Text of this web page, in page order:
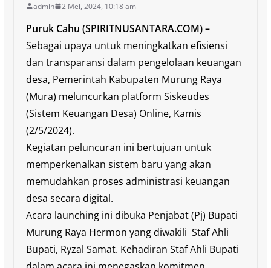
admin 2 Mei, 2024, 10:18 am
Puruk Cahu (SPIRITNUSANTARA.COM) –
Sebagai upaya untuk meningkatkan efisiensi
dan transparansi dalam pengelolaan keuangan
desa, Pemerintah Kabupaten Murung Raya
(Mura) meluncurkan platform Siskeudes
(Sistem Keuangan Desa) Online, Kamis
(2/5/2024).
Kegiatan peluncuran ini bertujuan untuk
memperkenalkan sistem baru yang akan
memudahkan proses administrasi keuangan
desa secara digital.
Acara launching ini dibuka Penjabat (Pj) Bupati
Murung Raya Hermon yang diwakili Staf Ahli
Bupati, Ryzal Samat. Kehadiran Staf Ahli Bupati